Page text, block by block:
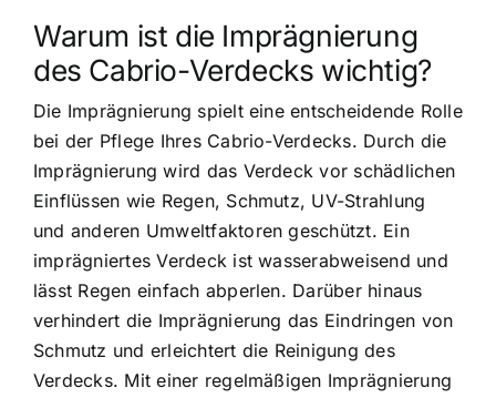
Warum ist die Imprägnierung
des Cabrio-Verdecks wichtig?
Die Imprägnierung spielt eine entscheidende Rolle
bei der Pflege Ihres Cabrio-Verdecks. Durch die
Imprägnierung wird das Verdeck vor schädlichen
Einflüssen wie Regen, Schmutz, UV-Strahlung
und anderen Umweltfaktoren geschützt. Ein
imprägniertes Verdeck ist wasserabweisend und
lässt Regen einfach abperlen. Darüber hinaus
verhindert die Imprägnierung das Eindringen von
Schmutz und erleichtert die Reinigung des
Verdecks. Mit einer regelmäßigen Imprägnierung